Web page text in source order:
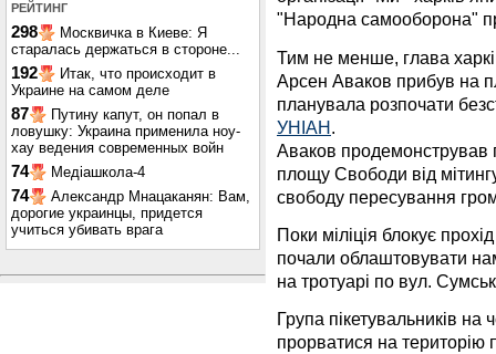
РЕЙТИНГ
298
Москвичка в Киеве: Я
старалась держаться в стороне...
192
Итак, что происходит в
Украине на самом деле
87
Путину капут, он попал в
ловушку: Украина применила ноу-
хау ведения современных войн
74 Медіашкола-4
74
Александр Мнацаканян: Вам,
дорогие украинцы, придется
учиться убивать врага
"Народна самооборона"
Тим не менше, глава
Арсен Аваков прибув на
планувала розпочати
УНІАН.
Аваков продемонстрував
площу Свободи від
свободу пересування
Поки міліція блокує
почали облаштовувати
на тротуарі по вул.
Група пікетувальників
прорватися на